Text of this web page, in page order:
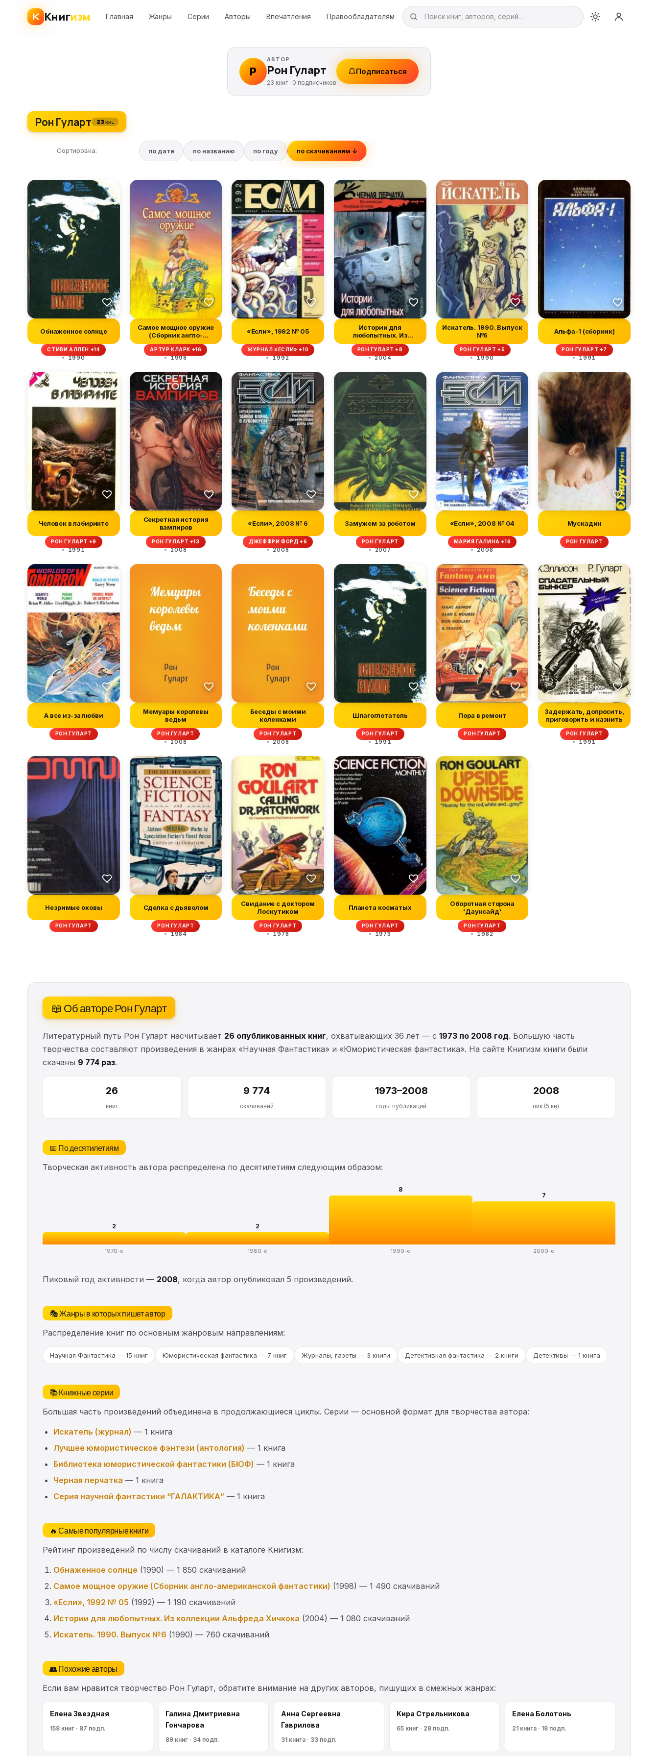
Книгизм Главная Жанры Серии Авторы Впечатления Правообладателям
Р
АВТОР
Рон Гуларт
23 книг · 0 подписчиков
Подписаться
Рон Гуларт 23 кн.
Сортировка: по дате по названию по году по скачиваниям ↓
Обнаженное солнце
СТИВИ АЛЛЕН +14
1990
Самое мощное оружие
(Сборник англо-
американской фа...
АРТУР КЛАРК +16
1998
«Если», 1992 № 05
ЖУРНАЛ «ЕСЛИ» +10
1992
Истории для
любопытных. Из
коллекции Альфреда
Хичк...
РОН ГУЛАРТ +8
2004
Искатель. 1990. Выпуск
№6
РОН ГУЛАРТ +5
1990
Альфа-1 (сборник)
РОН ГУЛАРТ +7
1991
Человек в лабиринте
РОН ГУЛАРТ +9
1991
Секретная история
вампиров
РОН ГУЛАРТ +13
2008
«Если», 2008 № 6
ДЖЕФФРИ ФОРД +6
2008
Замужем за роботом
РОН ГУЛАРТ
2007
«Если», 2008 № 04
МАРИЯ ГАЛИНА +16
2008
Мускадин
РОН ГУЛАРТ
А все из-за любви
РОН ГУЛАРТ
Мемуары королевы
ведьм
РОН ГУЛАРТ
2008
Беседы с моими
коленками
РОН ГУЛАРТ
2008
Шпагоглотатель
РОН ГУЛАРТ
1991
Пора в ремонт
РОН ГУЛАРТ
Задержать, допросить,
приговорить и казнить
РОН ГУЛАРТ
1991
Незримые оковы
РОН ГУЛАРТ
Сделка с дьяволом
РОН ГУЛАРТ
1984
Свидание с доктором
Лоскутиком
РОН ГУЛАРТ
1978
Планета косматых
РОН ГУЛАРТ
1973
Оборотная сторона
'Даунсайд'
РОН ГУЛАРТ
1982
📖 Об авторе Рон Гуларт
Литературный путь Рон Гуларт насчитывает 26 опубликованных книг, охватывающих 36 лет — с 1973 по 2008 год. Большую часть
творчества составляют произведения в жанрах «Научная Фантастика» и «Юмористическая фантастика». На сайте Книгизм книги были
скачаны 9 774 раз.
26
книг
9 774
скачиваний
1973–2008
годы публикаций
2008
пик (5 кн)
📅 По десятилетиям
Творческая активность автора распределена по десятилетиям следующим образом:
2
1970-е
2
1980-е
8
1990-е
7
2000-е
Пиковый год активности — 2008, когда автор опубликовал 5 произведений.
🎭 Жанры в которых пишет автор
Распределение книг по основным жанровым направлениям:
Научная Фантастика — 15 книг Юмористическая фантастика — 7 книг Журналы, газеты — 3 книги Детективная фантастика — 2 книги Детективы — 1 книга
📚 Книжные серии
Большая часть произведений объединена в продолжающиеся циклы. Серии — основной формат для творчества автора:
Искатель (журнал) — 1 книга
Лучшее юмористическое фэнтези (антология) — 1 книга
Библиотека юмористической фантастики (БЮФ) — 1 книга
Черная перчатка — 1 книга
Серия научной фантастики “ГАЛАКТИКА” — 1 книга
🔥 Самые популярные книги
Рейтинг произведений по числу скачиваний в каталоге Книгизм:
Обнаженное солнце (1990) — 1 850 скачиваний
Самое мощное оружие (Сборник англо-американской фантастики) (1998) — 1 490 скачиваний
«Если», 1992 № 05 (1992) — 1 190 скачиваний
Истории для любопытных. Из коллекции Альфреда Хичкока (2004) — 1 080 скачиваний
Искатель. 1990. Выпуск №6 (1990) — 760 скачиваний
👥 Похожие авторы
Если вам нравится творчество Рон Гуларт, обратите внимание на других авторов, пишущих в смежных жанрах:
Елена Звездная
158 книг · 87 подп.
Галина Дмитриевна
Гончарова
89 книг · 34 подп.
Анна Сергеевна
Гаврилова
31 книга · 33 подп.
Kирa Cтрeльникoва
65 книг · 28 подп.
Елена Болотонь
21 книга · 18 подп.